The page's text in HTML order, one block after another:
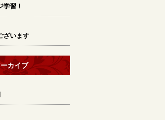
学習！
ざいます
カイブ